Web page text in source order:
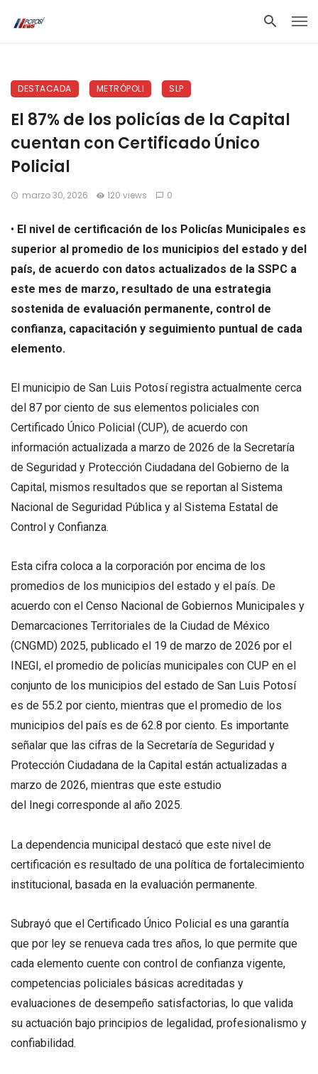
DESTACADA METRÓPOLI SLP
El 87% de los policías de la Capital
cuentan con Certificado Único
Policial
marzo 30, 2026 120 views 0
• El nivel de certificación de los Policías Municipales es
superior al promedio de los municipios del estado y del
país, de acuerdo con datos actualizados de la SSPC a
este mes de marzo, resultado de una estrategia
sostenida de evaluación permanente, control de
confianza, capacitación y seguimiento puntual de cada
elemento.
El municipio de San Luis Potosí registra actualmente cerca
del 87 por ciento de sus elementos policiales con
Certificado Único Policial (CUP), de acuerdo con
información actualizada a marzo de 2026 de la Secretaría
de Seguridad y Protección Ciudadana del Gobierno de la
Capital, mismos resultados que se reportan al Sistema
Nacional de Seguridad Pública y al Sistema Estatal de
Control y Confianza.
Esta cifra coloca a la corporación por encima de los
promedios de los municipios del estado y el país. De
acuerdo con el Censo Nacional de Gobiernos Municipales y
Demarcaciones Territoriales de la Ciudad de México
(CNGMD) 2025, publicado el 19 de marzo de 2026 por el
INEGI, el promedio de policías municipales con CUP en el
conjunto de los municipios del estado de San Luis Potosí
es de 55.2 por ciento, mientras que el promedio de los
municipios del país es de 62.8 por ciento. Es importante
señalar que las cifras de la Secretaría de Seguridad y
Protección Ciudadana de la Capital están actualizadas a
marzo de 2026, mientras que este estudio
del Inegi corresponde al año 2025.
La dependencia municipal destacó que este nivel de
certificación es resultado de una política de fortalecimiento
institucional, basada en la evaluación permanente.
Subrayó que el Certificado Único Policial es una garantía
que por ley se renueva cada tres años, lo que permite que
cada elemento cuente con control de confianza vigente,
competencias policiales básicas acreditadas y
evaluaciones de desempeño satisfactorias, lo que valida
su actuación bajo principios de legalidad, profesionalismo y
confiabilidad.